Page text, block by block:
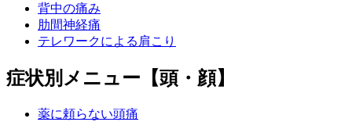
背中の痛み
肋間神経痛
テレワークによる肩こり
症状別メニュー【頭・顔】
薬に頼らない頭痛